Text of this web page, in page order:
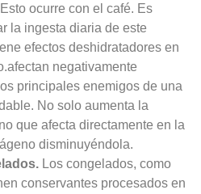
ocurre con el café. Es
la ingesta diaria de este
efectos deshidratadores en
negativamente
principales enemigos de una
No solo aumenta la
que afecta directamente en la
disminuyéndola.
Los congelados, como
conservantes procesados en